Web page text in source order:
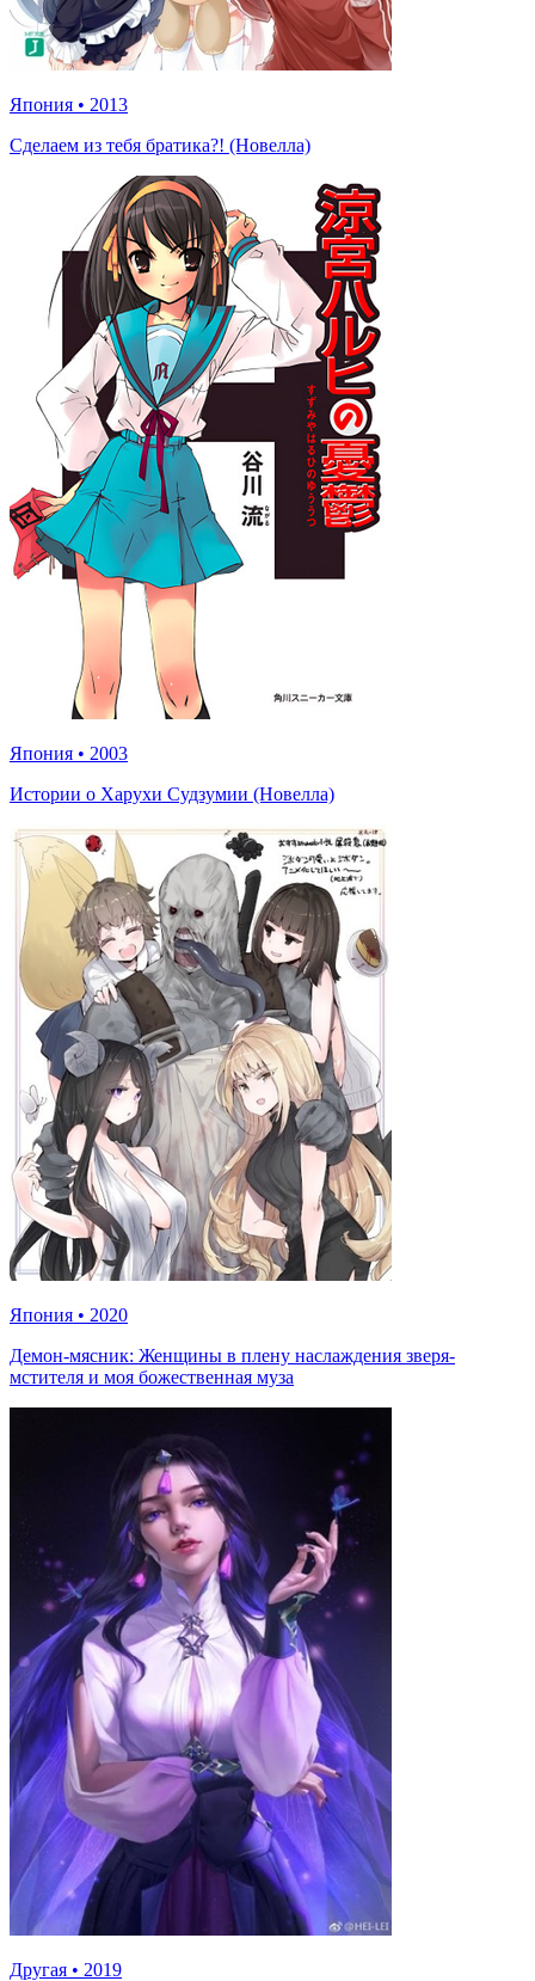
Япония • 2013
Сделаем из тебя братика?! (Новелла)
Япония • 2003
Истории о Харухи Судзумии (Новелла)
Япония • 2020
Демон-мясник: Женщины в плену наслаждения зверя-
мстителя и моя божественная муза
Другая • 2019